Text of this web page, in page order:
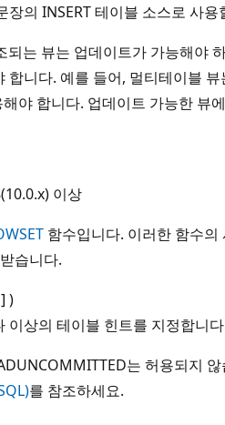
장의 INSERT 테이블 소스로 사용
되는 뷰는 업데이트가 가능해야
합니다. 예를 들어, 멀티테이블
야 합니다. 업데이트 가능한 뷰
이상
함수입니다. 이러한 함수
습니다.
] )
이상의 테이블 힌트를 지정합니
는 허용되지
를 참조하세요.